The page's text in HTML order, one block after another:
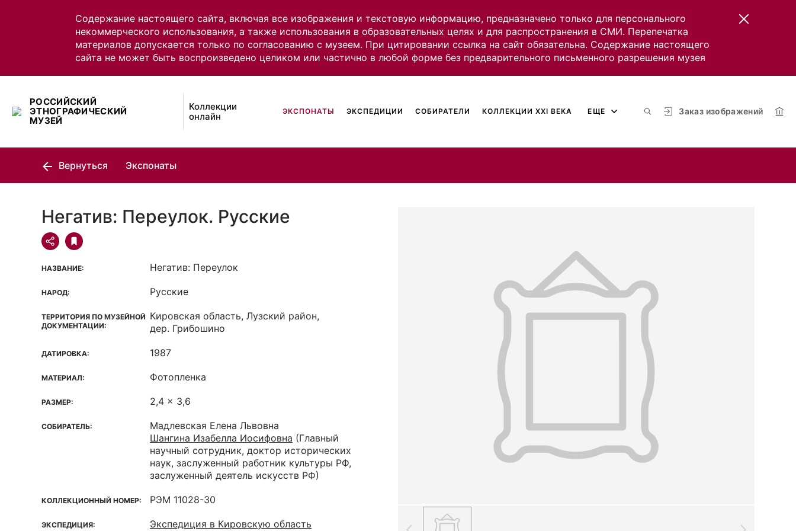
Содержание настоящего сайта, включая все изображения и текстовую информацию, предназначено только для персонального
некоммерческого использования, а также использования в образовательных целях и для распространения в СМИ. Перепечатка
материалов допускается только по согласованию с музеем. При цитировании ссылка на сайт обязательна. Содержание настоящего
сайта не может быть воспроизведено целиком или частично в любой форме без предварительного письменного разрешения музея
РОССИЙСКИЙ
ЭТНОГРАФИЧЕСКИЙ
МУЗЕЙ
Коллекции
онлайн
Заказ изображений
ЭКСПОНАТЫ ЭКСПЕДИЦИИ СОБИРАТЕЛИ КОЛЛЕКЦИИ XXI ВЕКА ЕЩЕ
Вернуться Экспонаты
Негатив: Переулок. Русские
НАЗВАНИЕ: Негатив: Переулок
НАРОД: Русские
ТЕРРИТОРИЯ ПО МУЗЕЙНОЙ
ДОКУМЕНТАЦИИ:
Кировская область, Лузский район,
дер. Грибошино
ДАТИРОВКА: 1987
МАТЕРИАЛ: Фотопленка
РАЗМЕР: 2,4 x 3,6
СОБИРАТЕЛЬ:
Мадлевская Елена Львовна
Шангина Изабелла Иосифовна (Главный
научный сотрудник, доктор исторических
наук, заслуженный работник культуры РФ,
заслуженный деятель искусств РФ)
КОЛЛЕКЦИОННЫЙ НОМЕР: РЭМ 11028-30
ЭКСПЕДИЦИЯ: Экспедиция в Кировскую область